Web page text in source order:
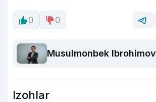
0 0
Musulmonbek Ibrohimov
Izohlar